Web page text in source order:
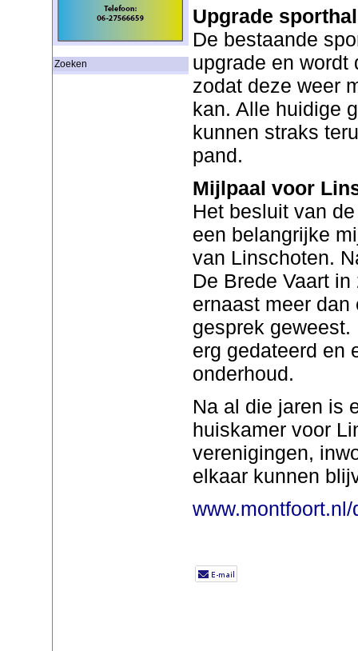
Zoeken
Upgrade sporthal
De bestaande
upgrade en wordt
zodat deze weer
kan. Alle huidige
kunnen straks
pand.
Mijlpaal voor
Het besluit van
een belangrijke
van Linschoten.
De Brede Vaart
ernaast meer dan
gesprek
erg gedateerd en
onderhoud.
Na al die jaren is
huiskamer voor
verenigingen,
elkaar kunnen